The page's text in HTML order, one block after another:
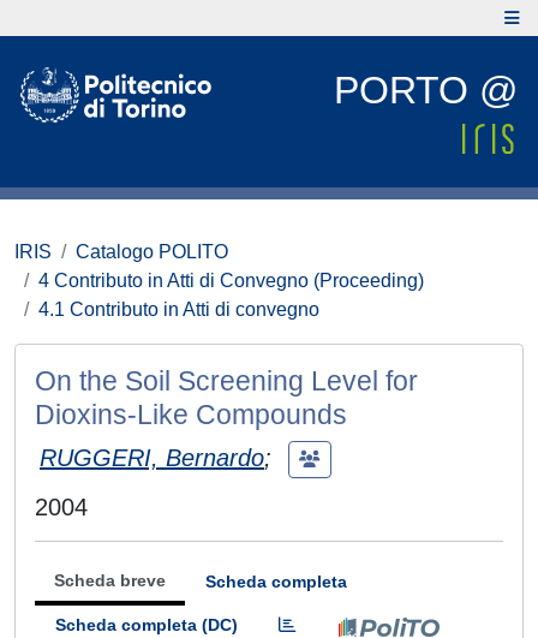
PORTO @
IRIS
Catalogo POLITO
4 Contributo in Atti di Convegno (Proceeding)
4.1 Contributo in Atti di convegno
On the Soil Screening Level for
Dioxins-Like Compounds
RUGGERI, Bernardo;
2004
Scheda breve Scheda completa
Scheda completa (DC)